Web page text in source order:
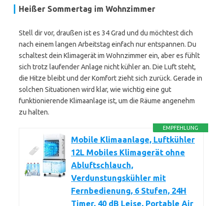
Heißer Sommertag im Wohnzimmer
Stell dir vor, draußen ist es 34 Grad und du möchtest dich
nach einem langen Arbeitstag einfach nur entspannen. Du
schaltest dein Klimagerät im Wohnzimmer ein, aber es fühlt
sich trotz laufender Anlage nicht kühler an. Die Luft steht,
die Hitze bleibt und der Komfort zieht sich zurück. Gerade in
solchen Situationen wird klar, wie wichtig eine gut
funktionierende Klimaanlage ist, um die Räume angenehm
zu halten.
EMPFEHLUNG
Mobile Klimaanlage, Luftkühler
12L Mobiles Klimagerät ohne
Abluftschlauch,
Verdunstungskühler mit
Fernbedienung, 6 Stufen, 24H
Timer, 40 dB Leise, Portable Air